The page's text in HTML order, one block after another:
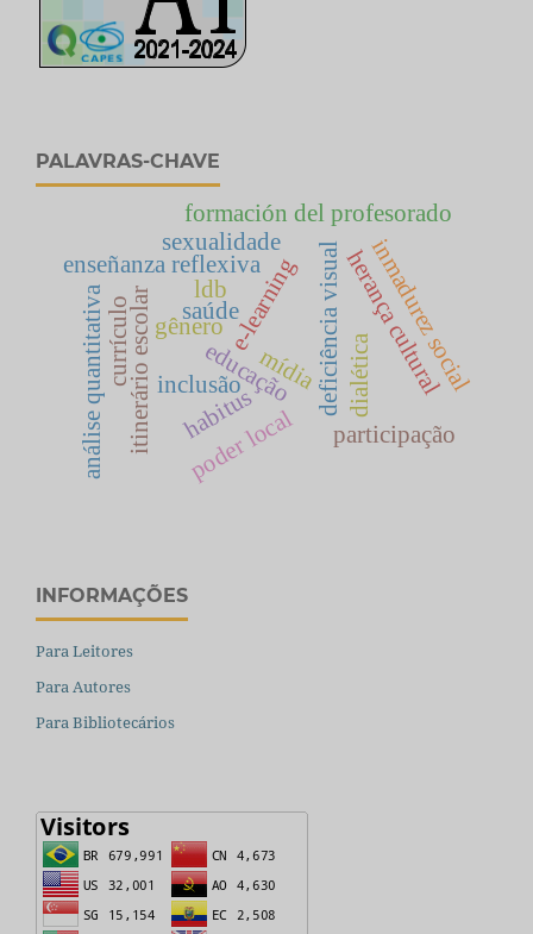
PALAVRAS-CHAVE
educação deficiência visual
inclusão
e-learning
formación del profesorado
enseñanza reflexiva
habitus
herança cultural
itinerário escolar saúde
participação
dialéticainmadurez social
poder local
currículo
ldb
gênero
mídia
sexualidade
análise quantitativa
INFORMAÇÕES
Para Leitores
Para Autores
Para Bibliotecários